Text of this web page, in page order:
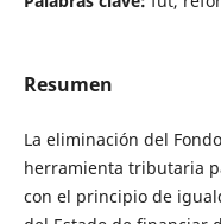
Resumen
La eliminación del
herramienta tributaria
con el principio de